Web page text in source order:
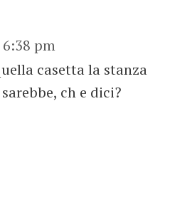
pm
casetta la stanza
ch e dici?